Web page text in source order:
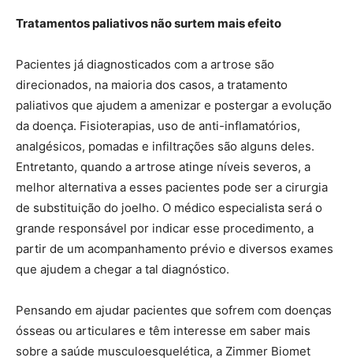
Tratamentos paliativos não surtem mais efeito
Pacientes já diagnosticados com a artrose são
direcionados, na maioria dos casos, a tratamento
paliativos que ajudem a amenizar e postergar a evolução
da doença. Fisioterapias, uso de anti-inflamatórios,
analgésicos, pomadas e infiltrações são alguns deles.
Entretanto, quando a artrose atinge níveis severos, a
melhor alternativa a esses pacientes pode ser a cirurgia
de substituição do joelho. O médico especialista será o
grande responsável por indicar esse procedimento, a
partir de um acompanhamento prévio e diversos exames
que ajudem a chegar a tal diagnóstico.
Pensando em ajudar pacientes que sofrem com doenças
ósseas ou articulares e têm interesse em saber mais
sobre a saúde musculoesquelética, a Zimmer Biomet